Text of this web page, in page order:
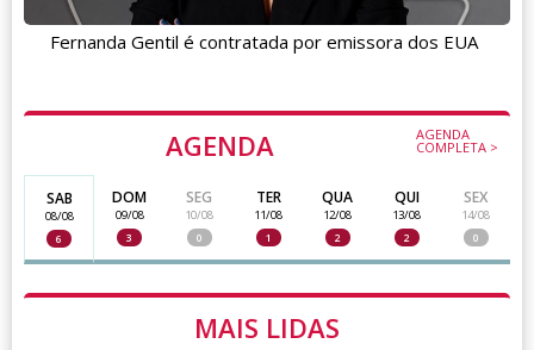
AGENDA AGENDA
COMPLETA >
SAB
08/08
6
DOM
09/08
3
SEG
10/08
0
TER
11/08
1
QUA
12/08
2
QUI
13/08
2
SEX
14/08
0
MAIS LIDAS
Fernanda Gentil é contratada por emissora dos EUA